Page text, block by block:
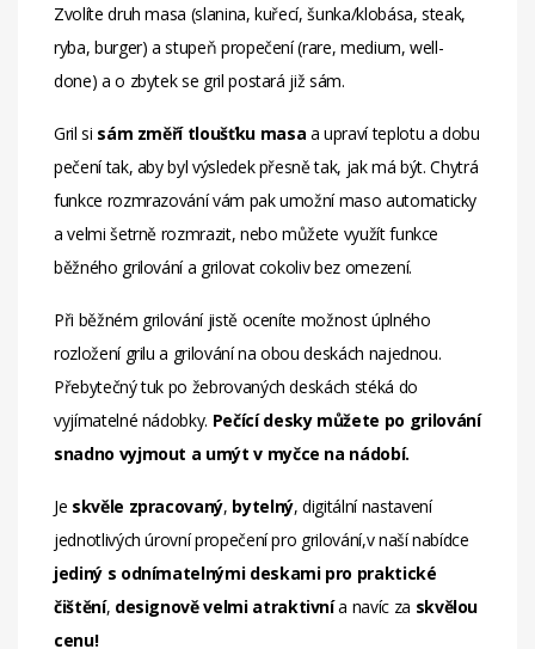
Zvolíte druh masa (slanina, kuřecí, šunka/klobása, steak,
ryba, burger) a stupeň propečení (rare, medium, well-
done) a o zbytek se gril postará již sám.
Gril si sám změří tloušťku masa a upraví teplotu a dobu
pečení tak, aby byl výsledek přesně tak, jak má být. Chytrá
funkce rozmrazování vám pak umožní maso automaticky
a velmi šetrně rozmrazit, nebo můžete využít funkce
běžného grilování a grilovat cokoliv bez omezení.
Při běžném grilování jistě oceníte možnost úplného
rozložení grilu a grilování na obou deskách najednou.
Přebytečný tuk po žebrovaných deskách stéká do
vyjímatelné nádobky. Pečící desky můžete po grilování
snadno vyjmout a umýt v myčce na nádobí.
Je skvěle zpracovaný, bytelný, digitální nastavení
jednotlivých úrovní propečení pro grilování,v naší nabídce
jediný s odnímatelnými deskami pro praktické
čištění, designově velmi atraktivnía navíc za skvělou
cenu!